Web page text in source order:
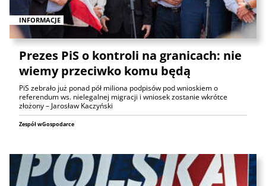
INFORMACJE
Prezes PiS o kontroli na granicach: nie
wiemy przeciwko komu będą
PiS zebrało już ponad pół miliona podpisów pod wnioskiem o
referendum ws. nielegalnej migracji i wniosek zostanie wkrótce
złożony – Jarosław Kaczyński
Zespół wGospodarce